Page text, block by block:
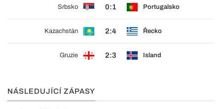
Srbsko 0:1 Portugalsko
Kazachstán 2:4 Řecko
Gruzie 2:3 Island
NÁSLEDUJÍCÍ ZÁPASY